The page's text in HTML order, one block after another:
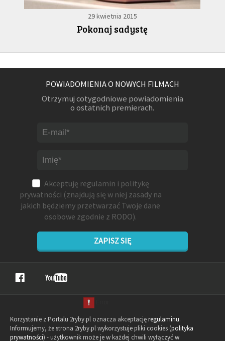
29 kwietnia 2015
Pokonaj sadystę
POWIADOMIENIA O NOWYCH FILMACH
Otrzymuj cotygodniowe powiadomienia
o ostatnich premierach.
Akceptuję regulamin i politykę
prywatności (znajdują się w niej zasady na
jakich będziemy przetwarzać Twoje dane
osobowe zgodnie z RODO).
ZAPISZ SIĘ
Korzystanie z Portalu 2ryby.pl oznacza akceptacjęregulaminu.
Informujemy, że strona 2ryby.pl wykorzystuje pliki cookies (polityka
prywatności) - użytkownik może je w każdej chwili wyłączyć w